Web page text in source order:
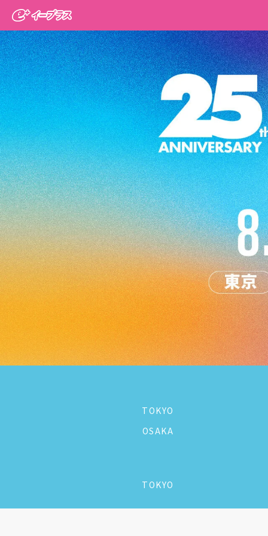
TOKYO
OSAKA
TOKYO